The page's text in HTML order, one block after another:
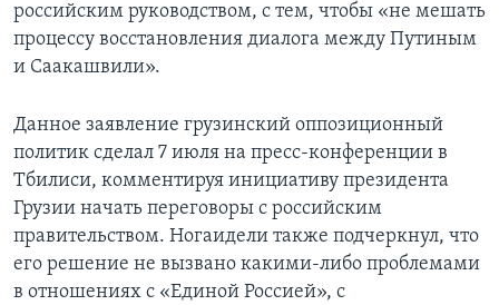
российским руководством, с тем, чтобы «не мешать
процессу восстановления диалога между Путиным
и Саакашвили».
Данное заявление грузинский оппозиционный
политик сделал 7 июля на пресс-конференции в
Тбилиси, комментируя инициативу президента
Грузии начать переговоры с российским
правительством. Ногаидели также подчеркнул, что
его решение не вызвано какими-либо проблемами
в отношениях с «Единой Россией», с